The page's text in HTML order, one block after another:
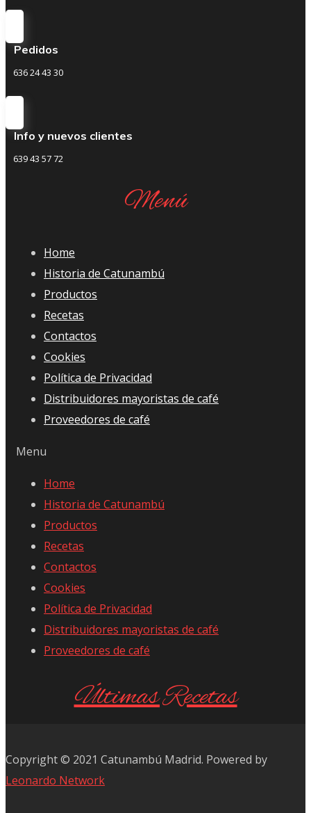
Pedidos
636 24 43 30
Info y nuevos clientes
639 43 57 72
Menú
Home
Historia de Catunambú
Productos
Recetas
Contactos
Cookies
Política de Privacidad
Distribuidores mayoristas de café
Proveedores de café
Menu
Home
Historia de Catunambú
Productos
Recetas
Contactos
Cookies
Política de Privacidad
Distribuidores mayoristas de café
Proveedores de café
Últimas Recetas
Copyright © 2021 Catunambú Madrid. Powered by
Leonardo Network